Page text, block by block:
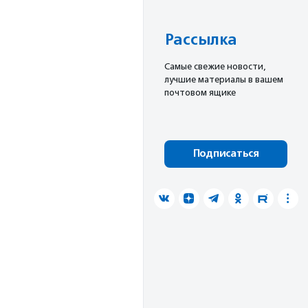
Рассылка
Cамые свежие новости,
лучшие материалы в вашем
почтовом ящике
Подписаться